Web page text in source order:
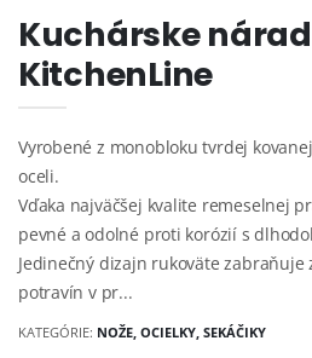
Kuchárske
KitchenLine
Vyrobené z monobloku tvrdej
oceli.
Vďaka najväčšej kvalite remeselnej
pevné a odolné proti korózií s
Jedinečný dizajn rukoväte zabraňuje
potravín v pr...
KATEGÓRIE: NOŽE, OCIELKY, SEKÁČIKY